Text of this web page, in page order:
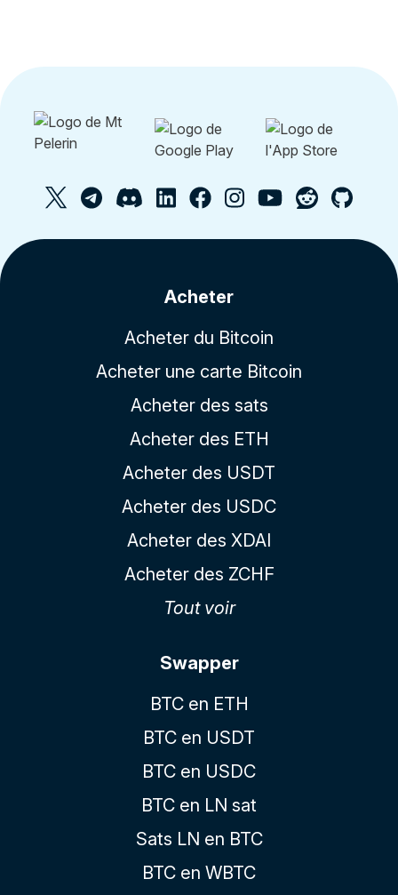
Acheter
Acheter du Bitcoin
Acheter une carte Bitcoin
Acheter des sats
Acheter des ETH
Acheter des USDT
Acheter des USDC
Acheter des XDAI
Acheter des ZCHF
Tout voir
Swapper
BTC en ETH
BTC en USDT
BTC en USDC
BTC en LN sat
Sats LN en BTC
BTC en WBTC